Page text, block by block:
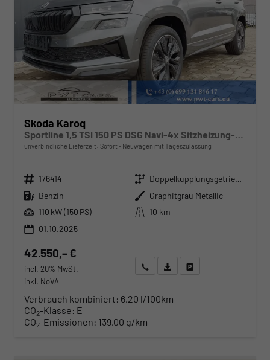
Skoda Karoq
unverbindliche Lieferzeit: Sofort Neuwagen mit Tageszulassung
Fahrzeugnr. 176414 Getriebe
Doppelkupplungsgetriebe (DSG)
Kraftstoff Benzin Außenfarbe Graphitgrau Metallic
Leistung 110 kW (150 PS) Kilometerstand
10 km
01.10.2025
42.550,– €
incl. 20% MwSt.
inkl. NoVA
Wir rufen Sie anAngebot drucken (PDF)
Verbrauch kombiniert: 6,20 l/100km
CO2-Klasse: E
CO2-Emissionen: 139,00 g/km